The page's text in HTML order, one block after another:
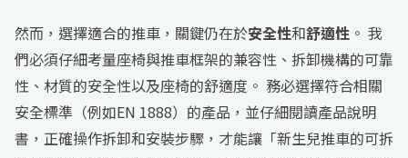
然而，選擇適合的推車，關鍵仍在於安全性和舒適性 。 我
們必須仔細考量座椅與推車框架的兼容性、拆卸機構的可靠
性、材質的安全性以及座椅的舒適度。 務必選擇符合相關
安全標準（例如EN 1888）的產品，並仔細閱讀產品說明
書，正確操作拆卸和安裝步驟，才能讓「新生兒推車的可拆